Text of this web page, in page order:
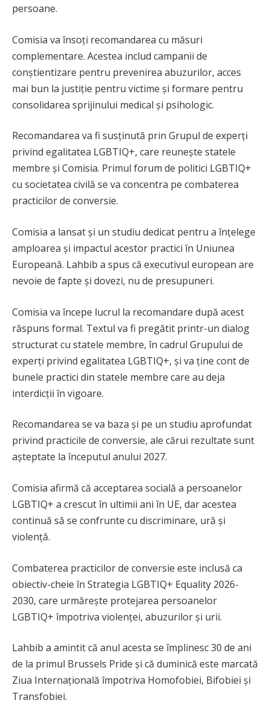
persoane.
Comisia va însoți recomandarea cu măsuri
complementare. Acestea includ campanii de
conștientizare pentru prevenirea abuzurilor, acces
mai bun la justiție pentru victime și formare pentru
consolidarea sprijinului medical și psihologic.
Recomandarea va fi susținută prin Grupul de experți
privind egalitatea LGBTIQ+, care reunește statele
membre și Comisia. Primul forum de politici LGBTIQ+
cu societatea civilă se va concentra pe combaterea
practicilor de conversie.
Comisia a lansat și un studiu dedicat pentru a înțelege
amploarea și impactul acestor practici în Uniunea
Europeană. Lahbib a spus că executivul european are
nevoie de fapte și dovezi, nu de presupuneri.
Comisia va începe lucrul la recomandare după acest
răspuns formal. Textul va fi pregătit printr-un dialog
structurat cu statele membre, în cadrul Grupului de
experți privind egalitatea LGBTIQ+, și va ține cont de
bunele practici din statele membre care au deja
interdicții în vigoare.
Recomandarea se va baza și pe un studiu aprofundat
privind practicile de conversie, ale cărui rezultate sunt
așteptate la începutul anului 2027.
Comisia afirmă că acceptarea socială a persoanelor
LGBTIQ+ a crescut în ultimii ani în UE, dar acestea
continuă să se confrunte cu discriminare, ură și
violență.
Combaterea practicilor de conversie este inclusă ca
obiectiv-cheie în Strategia LGBTIQ+ Equality 2026-
2030, care urmărește protejarea persoanelor
LGBTIQ+ împotriva violenței, abuzurilor și urii.
Lahbib a amintit că anul acesta se împlinesc 30 de ani
de la primul Brussels Pride și că duminică este marcată
Ziua Internațională împotriva Homofobiei, Bifobiei și
Transfobiei.